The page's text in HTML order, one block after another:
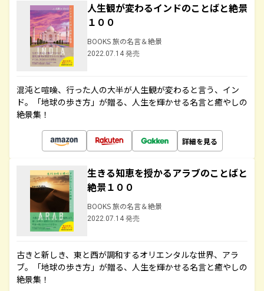
人生観が変わるインドのことばと絶景
１００
BOOKS 旅の名言＆絶景
2022.07.14 発売
混沌と喧噪、行った人の大半が人生観が変わると言う、イン
ド。「地球の歩き方」が贈る、人生を輝かせる名言と癒やしの
絶景集！
詳細を見る
生きる知恵を授かるアラブのことばと
絶景１００
BOOKS 旅の名言＆絶景
2022.07.14 発売
古きと新しき、東と西が調和するオリエンタルな世界、アラ
ブ。「地球の歩き方」が贈る、人生を輝かせる名言と癒やしの
絶景集！